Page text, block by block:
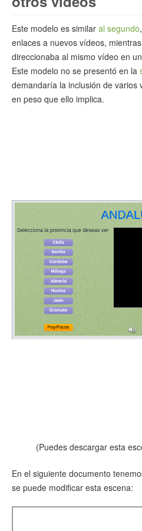
Este modelo es similar al segundo
enlaces a nuevos vídeos,
direccionaba al mismo vídeo en
Este modelo no se presentó en la
demandaría la inclusión de varios
en peso que ello implica.
(Puedes descargar esta
En el siguiente documento
se puede modificar esta escena: